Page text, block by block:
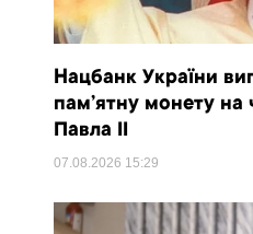
Нацбанк України
пам’ятну монету на
Павла II
07.08.2026 15:29